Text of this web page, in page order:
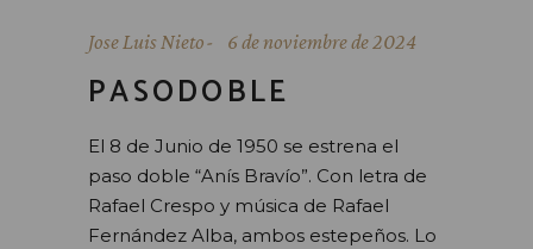
Jose Luis Nieto 6 de noviembre de 2024
PASODOBLE
El 8 de Junio de 1950 se estrena el
paso doble “Anís Bravío”. Con letra de
Rafael Crespo y música de Rafael
Fernández Alba, ambos estepeños. Lo